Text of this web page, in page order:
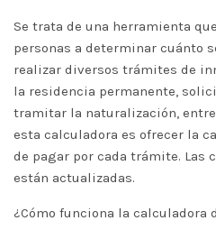
Se trata de una herramienta
personas a determinar cuánto
realizar diversos trámites de
la residencia permanente,
tramitar la naturalización,
esta calculadora es ofrecer la
de pagar por cada trámite. Las
están actualizadas.
¿Cómo funciona la calculadora